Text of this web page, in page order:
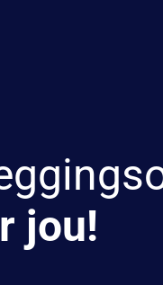
jou!